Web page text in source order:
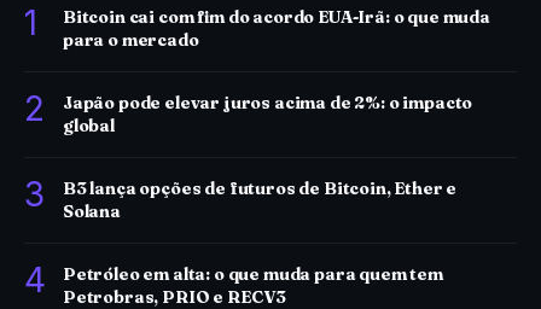
1
Bitcoin cai com fim do acordo EUA-Irã: o que muda
para o mercado
2
Japão pode elevar juros acima de 2%: o impacto
global
3
B3 lança opções de futuros de Bitcoin, Ether e
Solana
4
Petróleo em alta: o que muda para quem tem
Petrobras, PRIO e RECV3